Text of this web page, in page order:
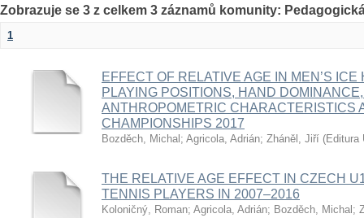
Zobrazuje se 3 z celkem 3 záznamů komunity:
1
EFFECT OF RELATIVE AGE IN MEN’S
PLAYING POSITIONS, HAND
ANTHROPOMETRIC CHARACTERISTICS
CHAMPIONSHIPS 2017
Bozděch, Michal ; Agricola, Adrián; Zháněl, Jiří (Editura
THE RELATIVE AGE EFFECT IN CZECH
TENNIS PLAYERS IN 2007–2016
Koloničný, Roman; Agricola, Adrián; Bozděch, Michal ;